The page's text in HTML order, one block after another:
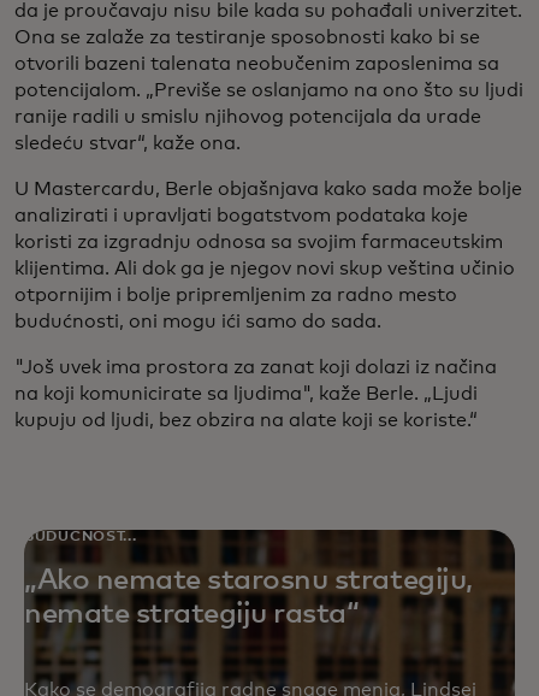
da je proučavaju nisu bile kada su pohađali univerzitet.
Ona se zalaže za testiranje sposobnosti kako bi se
otvorili bazeni talenata neobučenim zaposlenima sa
potencijalom. „Previše se oslanjamo na ono što su ljudi
ranije radili u smislu njihovog potencijala da urade
sledeću stvar“, kaže ona.
U Mastercardu, Berle objašnjava kako sada može bolje
analizirati i upravljati bogatstvom podataka koje
koristi za izgradnju odnosa sa svojim farmaceutskim
klijentima. Ali dok ga je njegov novi skup veština učinio
otpornijim i bolje pripremljenim za radno mesto
budućnosti, oni mogu ići samo do sada.
"Još uvek ima prostora za zanat koji dolazi iz načina
na koji komunicirate sa ljudima", kaže Berle. „Ljudi
kupuju od ljudi, bez obzira na alate koji se koriste.“
BUDUĆNOST...
„Ako nemate starosnu strategiju,
nemate strategiju rasta“
Kako se demografija radne snage menja, Lindsei